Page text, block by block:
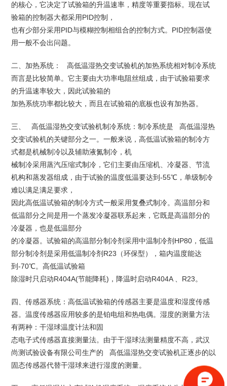
的核心，它决定了试验箱的升温速率，精度等重要指标。现在试
验箱的控制器大都采用PID控制，
也有少部分采用PID与模糊控制相组合的控制方式。PID控制器使
用一般不会出问题。
二、加热系统： 高低温湿热交变试验机的加热系统相对制冷系统
而言是比较简单。它主要由大功率电阻丝组成，由于试验箱要求
的升温速率较大，因此试验箱的
加热系统功率都比较大，而且在试验箱的底板也设有加热器。
三、 高低温湿热交变试验机制冷系统：制冷系统是 高低温湿热
交变试验机的关键部分之一。一般来说，高低温试验箱的制冷方
式都是机械制冷以及辅助液氮制冷，机
械制冷采用蒸汽压缩式制冷，它们主要由压缩机、冷凝器、节流
机构和蒸发器组成，由于试验的温度低温要达到-55℃，单级制冷
难以满足满足要求，
因此高低温试验箱的制冷方式一般采用复叠式制冷。高温部分和
低温部分之间是用一个蒸发冷凝器联系起来，它既是高温部分的
冷凝器，也是低温部分
的冷凝器。试验箱的高温部分制冷剂采用中温制冷剂HP80，低温
部分制冷剂是采用低温制冷剂R23（环保型），箱内温度能达
到-70℃。高低温试验箱
除湿时只启动R404A(节能降耗)，降温时启动R404A 、R23。
四、传感器系统：高低温试验箱的传感器主要是温度和湿度传感
器。温度传感器应用较多的是铂电组和热电偶。湿度的测量方法
有两种：干湿球温度计法和固
态电子式传感器直接测量法。由于干湿球法测量精度不高，武汉
尚测试验设备有限公司生产的 高低温湿热交变试验机正逐步的以
固态传感器代替干湿球来进行湿度的测量。